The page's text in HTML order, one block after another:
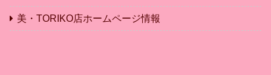
美・TORIKO店ホームページ情報